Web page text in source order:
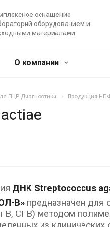
оснащение
оборудованием и
материалами
О компании
ПЦР-Диагностики Продукция
ДНК Streptococcus
В» предназначен для
В, СГВ) методом